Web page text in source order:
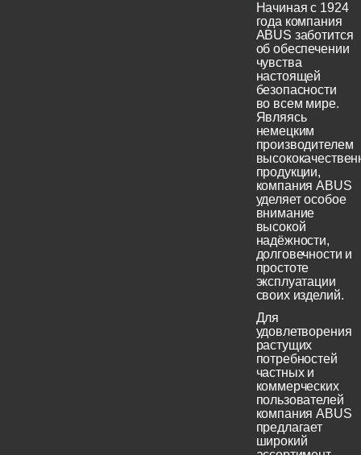
Начиная с 1924
года компания
ABUS заботится
об обеспечении
чувства
настоящей
безопасности
во всем мире.
Являясь
немецким
производителем
продукции,
компания ABUS
уделяет особое
внимание
высокой
надёжности,
долговечности и
простоте
эксплуатации
своих изделий.
Для
удовлетворения
растущих
потребностей
частных и
коммерческих
пользователей
компания ABUS
предлагает
широкий